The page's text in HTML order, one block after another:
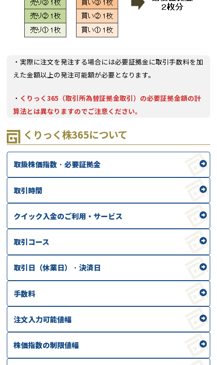
・実際に注文を発注する場合には必要証拠金に取引手数料を加
えた金額以上の発注可能額が必要となります。
・ くりっく365（取引所為替証拠金取引）の必要証拠金額の計
算法とは異なりますのでご注意ください。
くりっく株365について
取扱株価指数 · 必要証拠金
取引時間
クイック入金のご利用・サービス
取引コース
取引日（休業日） · 決済日
手数料
注文入力可能値幅
株価指数の制限値幅